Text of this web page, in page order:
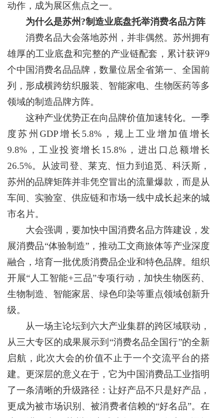
动作，成为展区焦点之一。
为什么是苏州?制造业底盘托举消费名品方阵
消费名品大会落地苏州，并非偶然。苏州拥有
雄厚的工业底盘和完整的产业链配套，累计获评9
个中国消费名品品牌，数量位居全省第一、全国前
列，形成横跨纺织服装、智能家电、生物医药等多
领域的制造品牌方阵。
这种产业优势正在向品牌价值加速转化。一季
度苏州GDP增长5.8%，规上工业增加值增长
9.8%，工业投资增长15.8%，进出口总额增长
26.5%。从波司登、莱克、恒力到追觅、科沃斯，
苏州的品牌矩阵并非凭空冒出的流量爆款，而是从
车间、实验室、供应链和市场一线中成长起来的城
市名片。
大会强调，要加快中国消费名品方阵建设，发
展消费品“体验制造”，推动工文商旅体等产业深度
融合，培育一批优质消费品企业和特色品牌。组织
开展“人工智能+三品”专项行动，加快生物医药、
生物制造、智能家居、绿色印染等重点领域创新升
级。
从一场主论坛到六大产业集群的跨区域联动，
从三大专区的成果展示到“消费名品全国行”的全新
启航，此次大会的价值不止于一个交流平台的搭
建。更深层的意义在于，它为中国消费品工业指明
了一条清晰的升级路径：让好产品不只是好产品，
更成为被市场识别、被消费者信赖的“好名品”。在